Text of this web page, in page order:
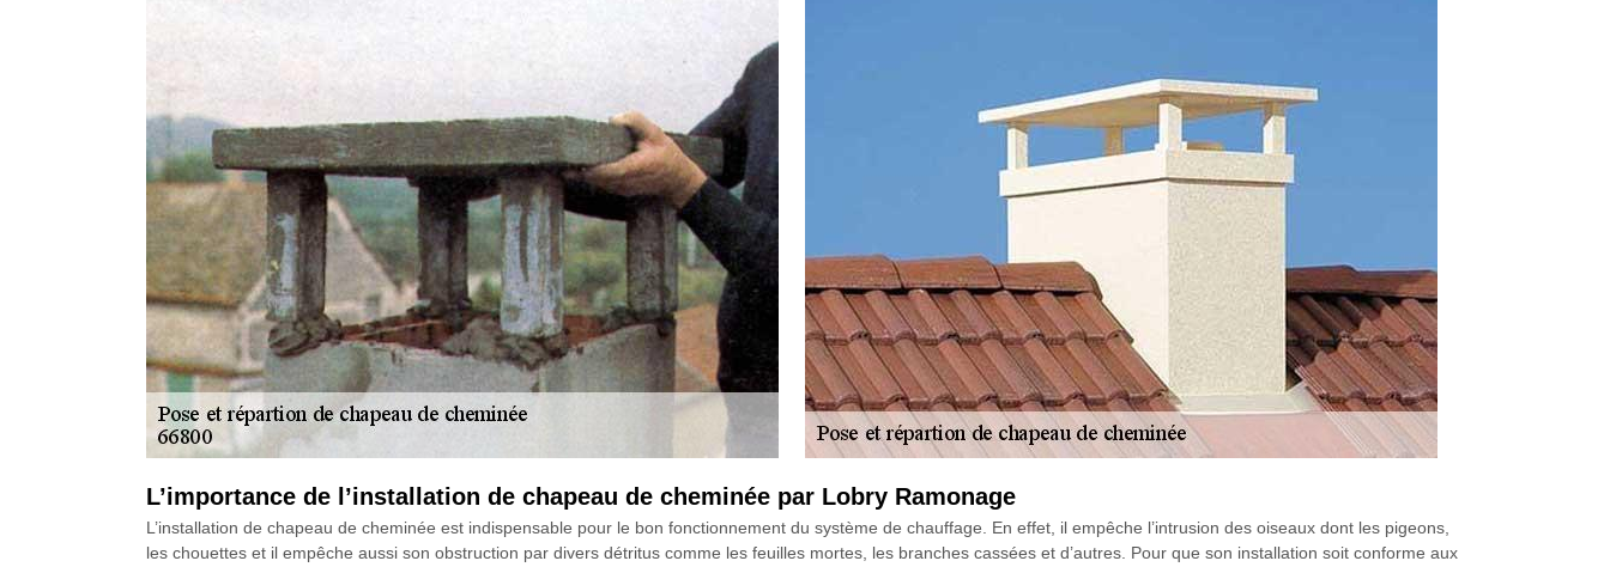
L’importance de l’installation de chapeau de cheminée par Lobry Ramonage
L’installation de chapeau de cheminée est indispensable pour le bon fonctionnement du système de chauffage. En effet, il empêche l’intrusion des oiseaux dont les pigeons,
les chouettes et il empêche aussi son obstruction par divers détritus comme les feuilles mortes, les branches cassées et d’autres. Pour que son installation soit conforme aux